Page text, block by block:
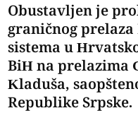
Obustavljen je
graničnog prelaza
sistema u
BiH na prelazima
Kladuša,
Republike Srpske.